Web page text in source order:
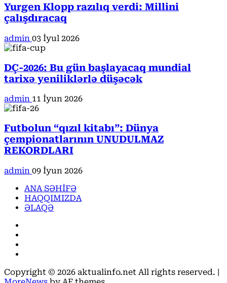
Yurgen Klopp razılıq verdi: Millini
çalışdıracaq
admin 03 İyul 2026
DÇ-2026: Bu gün başlayacaq mundial
tarixə yeniliklərlə düşəcək
admin 11 İyun 2026
Futbolun “qızıl kitabı”: Dünya
çempionatlarının UNUDULMAZ
REKORDLARI
admin 09 İyun 2026
ANA SƏHİFƏ
HAQQIMIZDA
ƏLAQƏ
Copyright © 2026 aktualinfo.net All rights reserved. |